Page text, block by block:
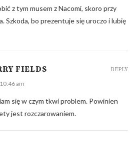
z tym musem z Nacomi, skoro przy
Szkoda, bo prezentuje się uroczo i lubię
FIELDS
am
się w czym tkwi problem. Powinien
jest rozczarowaniem.
REPLY